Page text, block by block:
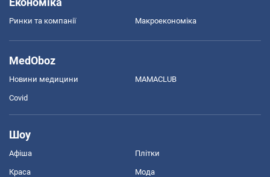
Ринки та компанії Макроекономіка
MedOboz
Новини медицини MAMACLUB
Covid
Шоу
Афіша Плітки
Краса Мода